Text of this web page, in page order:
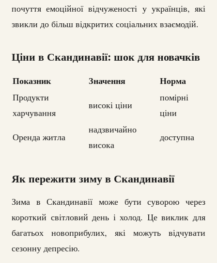
почуття емоційної відчуженості у українців, які
звикли до більш відкритих соціальних взаємодій.
Ціни в Скандинавії: шок для новачків
Показник Значення Норма
Продукти
харчування
високі ціни
помірні
ціни
Оренда житла
надзвичайно
висока
доступна
Як пережити зиму в Скандинавії
Зима в Скандинавії може бути суворою через
короткий світловий день і холод. Це виклик для
багатьох новоприбулих, які можуть відчувати
сезонну депресію.